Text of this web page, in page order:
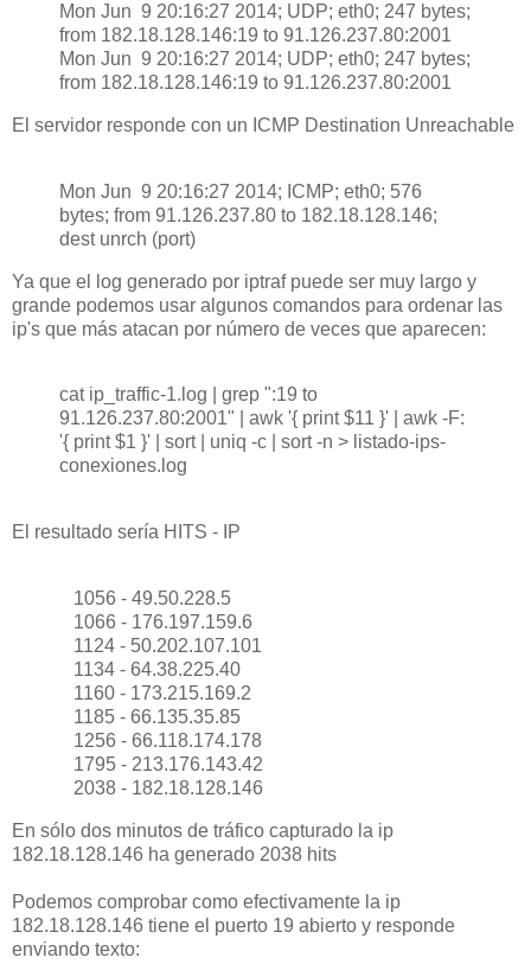
Mon Jun 9 20:16:27 2014; UDP; eth0; 247 bytes;
from 182.18.128.146:19 to 91.126.237.80:2001
Mon Jun 9 20:16:27 2014; UDP; eth0; 247 bytes;
from 182.18.128.146:19 to 91.126.237.80:2001
El servidor responde con un ICMP Destination Unreachable
Mon Jun 9 20:16:27 2014; ICMP; eth0; 576
bytes; from 91.126.237.80 to 182.18.128.146;
dest unrch (port)
Ya que el log generado por iptraf puede ser muy largo y
grande podemos usar algunos comandos para ordenar las
ip's que más atacan por número de veces que aparecen:
cat ip_traffic-1.log | grep ":19 to
91.126.237.80:2001" | awk '{ print $11 }' | awk -F:
'{ print $1 }' | sort | uniq -c | sort -n > listado-ips-
conexiones.log
El resultado sería HITS - IP
1056 - 49.50.228.5
1066 - 176.197.159.6
1124 - 50.202.107.101
1134 - 64.38.225.40
1160 - 173.215.169.2
1185 - 66.135.35.85
1256 - 66.118.174.178
1795 - 213.176.143.42
2038 - 182.18.128.146
En sólo dos minutos de tráfico capturado la ip
182.18.128.146 ha generado 2038 hits
Podemos comprobar como efectivamente la ip
182.18.128.146 tiene el puerto 19 abierto y responde
enviando texto: